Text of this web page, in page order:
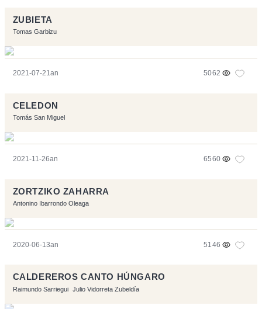
ZUBIETA
Tomas Garbizu
2021-07-21an 5062
CELEDON
Tomás San Miguel
2021-11-26an 6560
ZORTZIKO ZAHARRA
Antonino Ibarrondo Oleaga
2020-06-13an 5146
CALDEREROS CANTO HÚNGARO
Raimundo Sarriegui Julio Vidorreta Zubeldía